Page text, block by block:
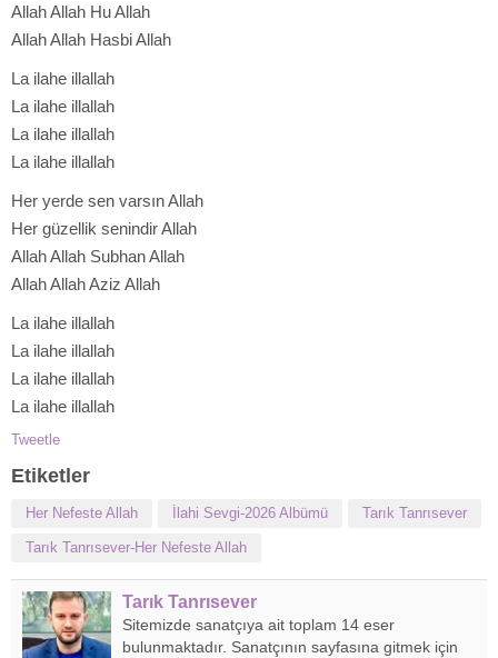
Allah Allah Hu Allah
Allah Allah Hasbi Allah
La ilahe illallah
La ilahe illallah
La ilahe illallah
La ilahe illallah
Her yerde sen varsın Allah
Her güzellik senindir Allah
Allah Allah Subhan Allah
Allah Allah Aziz Allah
La ilahe illallah
La ilahe illallah
La ilahe illallah
La ilahe illallah
Tweetle
Etiketler
Her Nefeste Allah İlahi Sevgi-2026 Albümü Tarık Tanrısever
Tarık Tanrısever-Her Nefeste Allah
Tarık Tanrısever
Sitemizde sanatçıya ait toplam 14 eser
bulunmaktadır. Sanatçının sayfasına gitmek için